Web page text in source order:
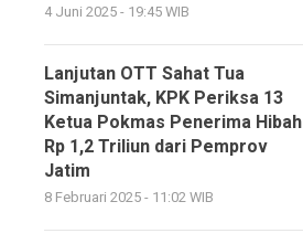
4 Juni 2025 - 19:45 WIB
Lanjutan OTT Sahat Tua
Simanjuntak, KPK Periksa 13
Ketua Pokmas Penerima Hibah
Rp 1,2 Triliun dari Pemprov
Jatim
8 Februari 2025 - 11:02 WIB